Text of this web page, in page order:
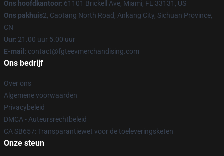
Ons hoofdkantoor: 61101 Brickell Ave, Miami, FL 33131, US
Ons pakhuis2, Caotang North Road, Ankang City, Sichuan Province,
CN
Uur: 21.00 uur 5.00 uur
E-mail : contact@fgteevmerchandising.com
Ons bedrijf
Over ons
Algemene voorwaarden
Privacybeleid
DMCA - Auteursrechtbeleid
CA SB657: Transparantiewet voor de toeleveringsketen
Onze steun